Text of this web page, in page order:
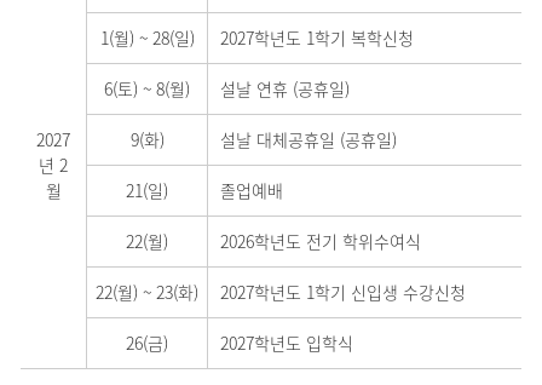
2027
년 2
월
1(월) ~28(일) 2027학년도 1학기 복학신청
6(토) ~ 8(월) 설날 연휴 (공휴일)
9(화) 설날 대체공휴일 (공휴일)
21(일) 졸업예배
22(월) 2026학년도 전기 학위수여식
22(월) ~ 23(화) 2027학년도 1학기 신입생 수강신청
26(금) 2027학년도 입학식